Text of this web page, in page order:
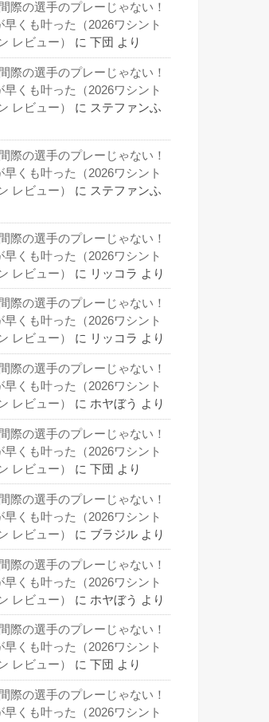
際の選手のプレーじゃない！
くも叶った（2026ワシント
レビュー）
に 下団 より
際の選手のプレーじゃない！
くも叶った（2026ワシント
レビュー）
に ステファンふ
際の選手のプレーじゃない！
くも叶った（2026ワシント
レビュー）
に ステファンふ
際の選手のプレーじゃない！
くも叶った（2026ワシント
レビュー）
に リッコラ より
際の選手のプレーじゃない！
くも叶った（2026ワシント
レビュー）
に リッコラ より
際の選手のプレーじゃない！
くも叶った（2026ワシント
レビュー）
に ホヤぼう より
際の選手のプレーじゃない！
くも叶った（2026ワシント
レビュー）
に 下団 より
際の選手のプレーじゃない！
くも叶った（2026ワシント
レビュー）
に ブラジル より
際の選手のプレーじゃない！
くも叶った（2026ワシント
レビュー）
に ホヤぼう より
際の選手のプレーじゃない！
くも叶った（2026ワシント
レビュー）
に 下団 より
際の選手のプレーじゃない！
くも叶った（2026ワシント